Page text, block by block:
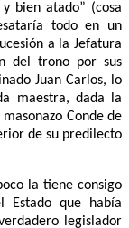
bien atado” (cosa
todo en un
a la Jefatura
del trono por sus
Juan Carlos, lo
maestra, dada la
Conde de
de su predilecto
la tiene consigo
Estado que había
legislador